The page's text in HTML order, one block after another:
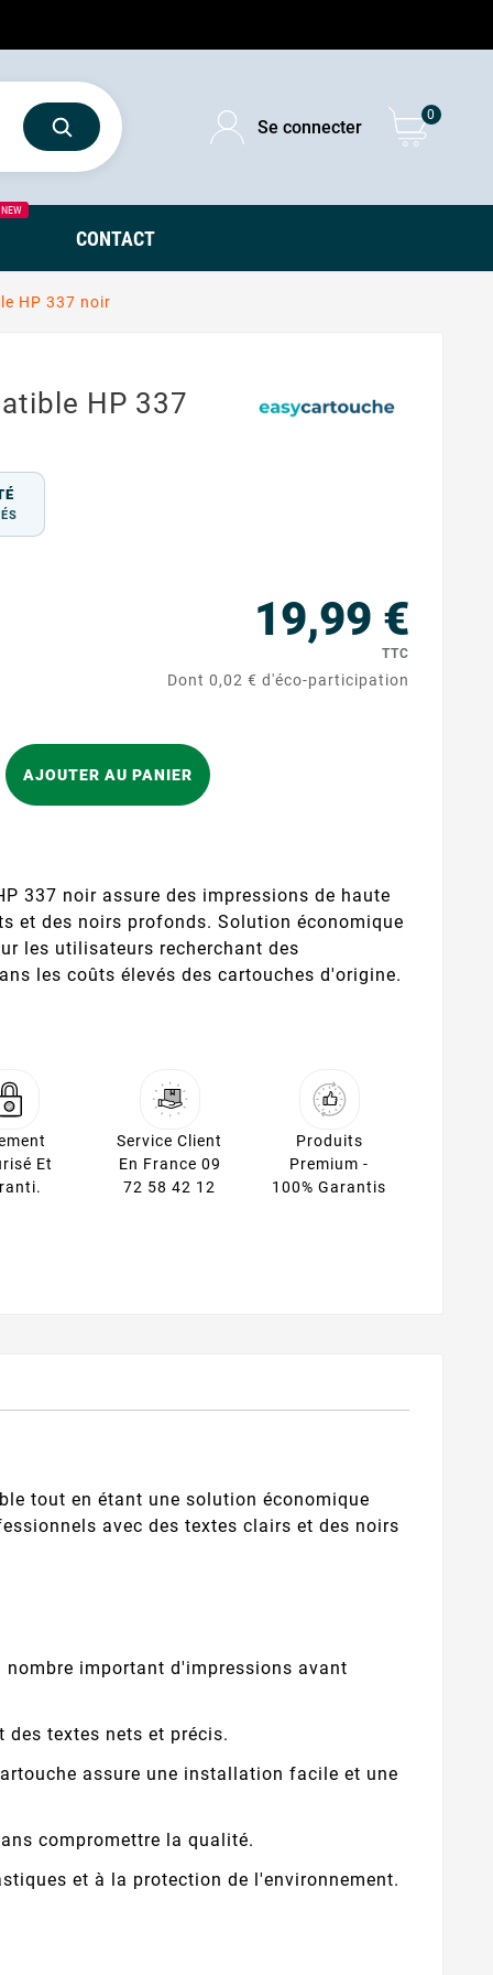
Se connecter
0
NEW
CONTACT
HP 337 noir
HP 337
19,99 €
TTC
Dont 0,02 € d'éco-participation
AJOUTER AU PANIER
337 noir assure des impressions de haute
et des noirs profonds. Solution économique
les utilisateurs recherchant des
les coûts élevés des cartouches d'origine.
Et
Service Client
En France 09
72 58 42 12
Produits
Premium -
100% Garantis
tout en étant une solution économique
avec des textes clairs et des noirs
important d'impressions avant
textes nets et précis.
assure une installation facile et une
compromettre la qualité.
et à la protection de l'environnement.